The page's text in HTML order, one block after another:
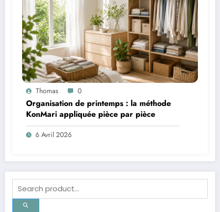
Thomas 0
Organisation de printemps : la méthode
KonMari appliquée pièce par pièce
6 Avril 2026